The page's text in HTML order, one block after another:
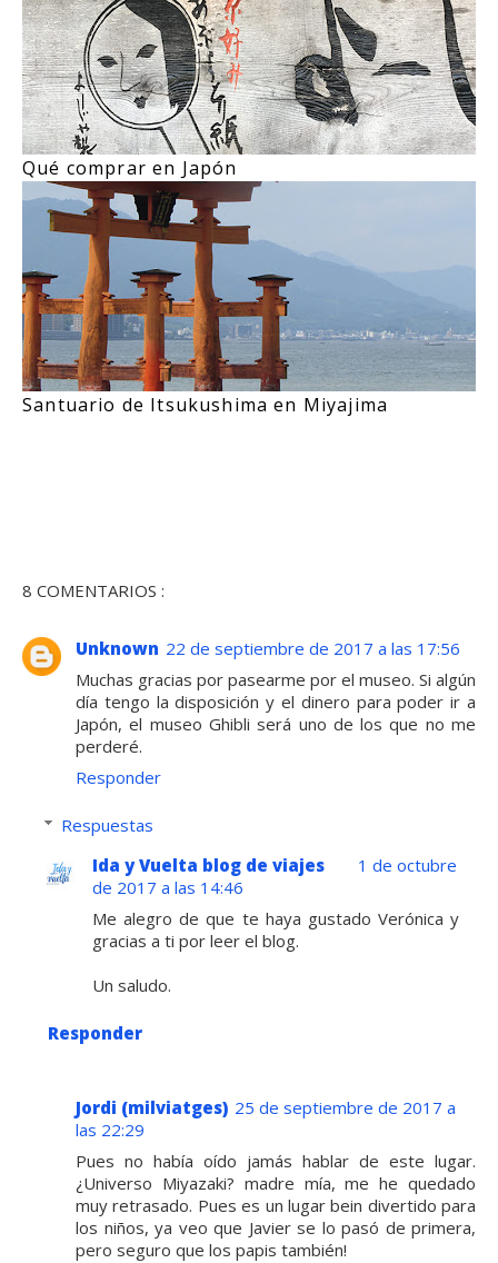
Qué comprar en Japón
Santuario de Itsukushima en Miyajima
8 COMENTARIOS :
Unknown 22 de septiembre de 2017 a las 17:56
Muchas gracias por pasearme por el museo. Si algún
día tengo la disposición y el dinero para poder ir a
Japón, el museo Ghibli será uno de los que no me
perderé.
Responder
Respuestas
Ida y Vuelta blog de viajes
1 de octubre
de 2017 a las 14:46
Me alegro de que te haya gustado Verónica y
gracias a ti por leer el blog.
Un saludo.
Responder
Jordi (milviatges) 25 de septiembre de 2017 a
las 22:29
Pues no había oído jamás hablar de este lugar.
¿Universo Miyazaki? madre mía, me he quedado
muy retrasado. Pues es un lugar bein divertido para
los niños, ya veo que Javier se lo pasó de primera,
pero seguro que los papis también!